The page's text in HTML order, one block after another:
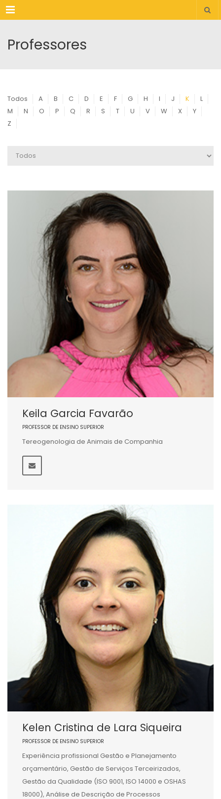
Menu
Professores
Todos A B C D E F G H I J K
L
M
N O P Q R S T U V W X
Y
Z
Keila Garcia Favarão
PROFESSOR DE ENSINO SUPERIOR
Tereogenologia de Animais de Companhia
Kelen Cristina de Lara Siqueira
PROFESSOR DE ENSINO SUPERIOR
Experiência profissional Gestão e Planejamento
orçamentário, Gestão de Serviços Terceirizados,
Gestão da Qualidade (ISO 9001, ISO 14000 e OSHAS
18000), Análise de Descrição de Processos